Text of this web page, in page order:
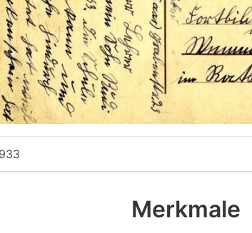
Merkmale